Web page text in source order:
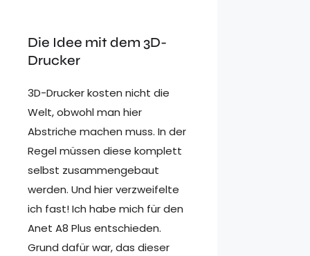
Die Idee mit dem 3D-
Drucker
3D-Drucker kosten nicht die
Welt, obwohl man hier
Abstriche machen muss. In der
Regel müssen diese komplett
selbst zusammengebaut
werden. Und hier verzweifelte
ich fast! Ich habe mich für den
Anet A8 Plus entschieden.
Grund dafür war, das dieser